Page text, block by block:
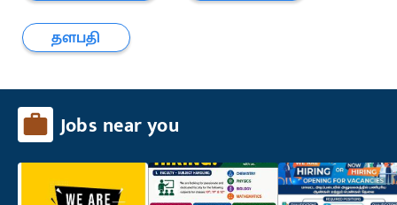
தளபதி
Jobs near you